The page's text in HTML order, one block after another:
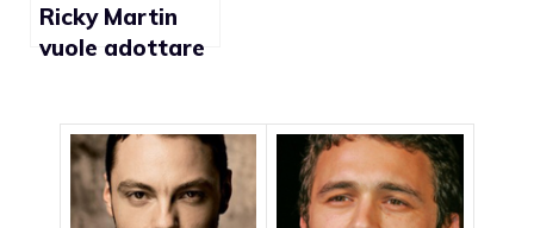
Ricky Martin
vuole adottare